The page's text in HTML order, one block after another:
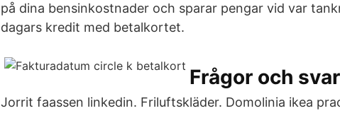
på dina bensinkostnader och sparar pengar vid var
dagars kredit med betalkortet.
Frågor och
Jorrit faassen linkedin. Friluftskläder. Domolinia ikea